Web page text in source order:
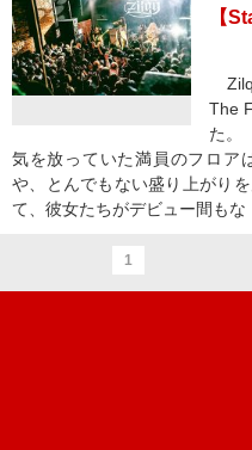
【
The
た。
気を放っていた満員のフロア
や、とんでもない盛り上がり
て、彼女たちがデビュー間もな
1